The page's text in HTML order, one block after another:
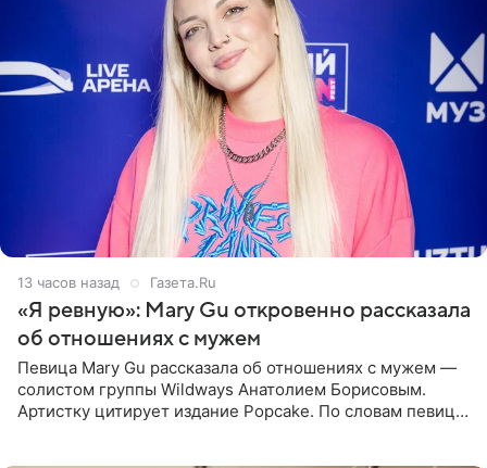
13 часов назад Газета.Ru
«Я ревную»: Mary Gu откровенно рассказала
об отношениях с мужем
Певица Mary Gu рассказала об отношениях с мужем —
солистом группы Wildways Анатолием Борисовым.
Артистку цитирует издание Popcake. По словам певицы,